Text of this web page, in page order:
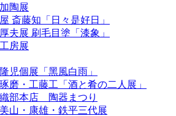
陶展
屋 斎藤知「日々是好日」
夫展 刷毛目塗「漆象」
房展
児個展「黑風白雨」
磨・工藤工「酒と肴の二人展」
部本店 陶器まつり
山・康雄・鉄平三代展